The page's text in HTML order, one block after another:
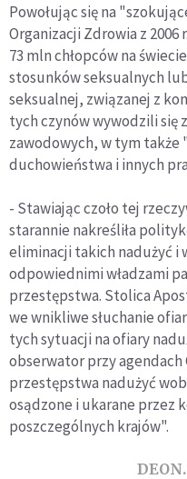
Powołując się na
Organizacji Zdrowia z 2006
73 mln chłopców na
stosunków seksualnych
seksualnej, związanej z
tych czynów wywodzili się
zawodowych, w tym także
duchowieństwa i innych
- Stawiając czoło tej
starannie nakreśliła
eliminacji takich nadużyć i
odpowiednimi władzami
przestępstwa. Stolica
we wnikliwe słuchanie
tych sytuacji na ofiary
obserwator przy agendach
przestępstwa nadużyć
osądzone i ukarane przez
poszczególnych krajów".